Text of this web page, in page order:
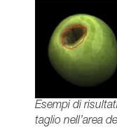
Esempi di
taglio nell’area